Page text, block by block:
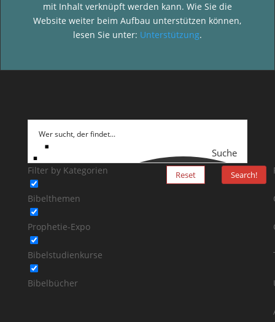
mit Inhalt verknüpft werden kann. Wie Sie die
Website weiter beim Aufbau unterstützen können,
lesen Sie unter: Unterstützung.
Suche
Filter by Kategorien
Bibelthemen
Prophetie-Expo
Bibelstudienkurse
Bibelbücher
Reset Search!